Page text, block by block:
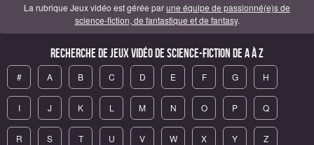
La rubrique Jeux vidéo est gérée parune équipe de passionné(e)s de
science-fiction, de fantastique et de fantasy.
Recherche de Jeux vidéo de science-fiction de A à Z
# A B C D E F G H
I J K L M N O P Q
R S T U V W X Y Z